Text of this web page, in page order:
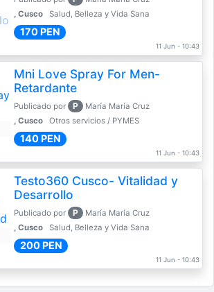
, Cusco
Salud, Belleza y Vida Sana
170 PEN
11 Jun - 10:43
Mni Love Spray For Men-
Retardante
Publicado por P
María María Cruz
, Cusco
Otros servicios / PYMES
140 PEN
11 Jun - 10:43
Testo360 Cusco- Vitalidad y
Desarrollo
Publicado por P
María María Cruz
, Cusco
Salud, Belleza y Vida Sana
200 PEN
11 Jun - 10:43